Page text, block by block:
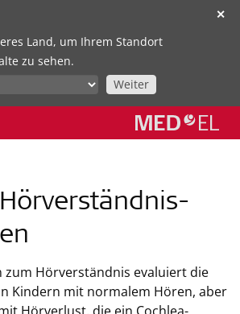
✕
Land, um Ihrem Standort
zu sehen.
Weiter
zum Hörverständnis evaluiert die
Kindern mit normalem Hören, aber